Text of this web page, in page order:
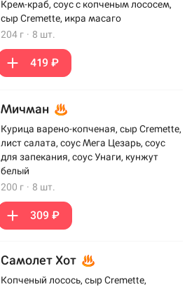
Крем-краб, соус с копченым лососем,
сыр Cremette, икра масаго
204 г · 8 шт.
419 ₽
Мичман
Курица варено-копченая, сыр Cremette,
лист салата, соус Мега Цезарь, соус
для запекания, соус Унаги, кунжут
белый
200 г · 8 шт.
309 ₽
Самолет Хот
Копченый лосось, сыр Cremette,